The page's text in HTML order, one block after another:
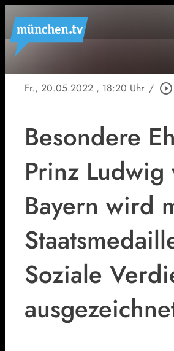
Fr., 20.05.2022 , 18:20 Uhr / play_circle_outline
Besondere
Prinz Ludwig
Bayern wird
Soziale